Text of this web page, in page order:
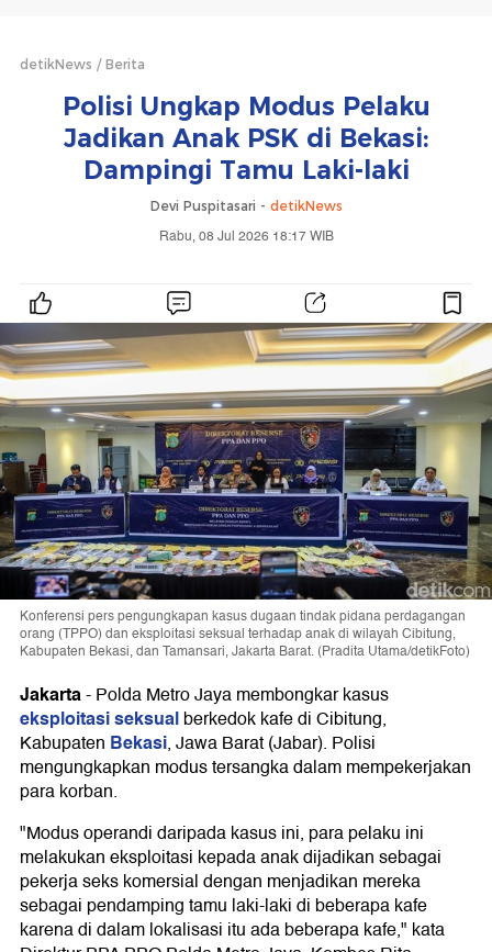
detikNews Berita
Polisi Ungkap Modus Pelaku
Jadikan Anak PSK di Bekasi:
Dampingi Tamu Laki-laki
Devi Puspitasari - detikNews
Rabu, 08 Jul 2026 18:17 WIB
Konferensi pers pengungkapan kasus dugaan tindak pidana perdagangan
orang (TPPO) dan eksploitasi seksual terhadap anak di wilayah Cibitung,
Kabupaten Bekasi, dan Tamansari, Jakarta Barat. (Pradita Utama/detikFoto)
Jakarta-Polda Metro Jaya membongkar kasus
eksploitasi seksualberkedok kafe di Cibitung,
Kabupaten Bekasi, Jawa Barat (Jabar). Polisi
mengungkapkan modus tersangka dalam mempekerjakan
para korban.
"Modus operandi daripada kasus ini, para pelaku ini
melakukan eksploitasi kepada anak dijadikan sebagai
pekerja seks komersial dengan menjadikan mereka
sebagai pendamping tamu laki-laki di beberapa kafe
karena di dalam lokalisasi itu ada beberapa kafe," kata